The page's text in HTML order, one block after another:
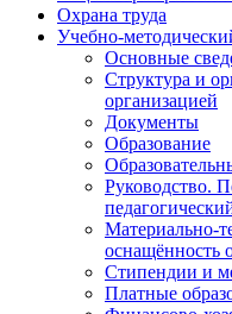
Охрана труда
Учебно-
Основные
Структура и
организацией
Документы
Образование
Руководство.
Материально-
оснащённость
Стипендии и
Платные